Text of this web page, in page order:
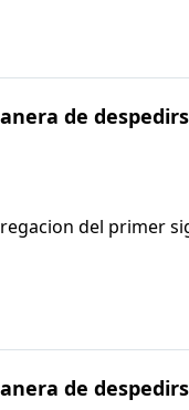
titulo: "ESTIMULOS
de
del primer
Daban cuentas de si mismos unos con
relaciones
de